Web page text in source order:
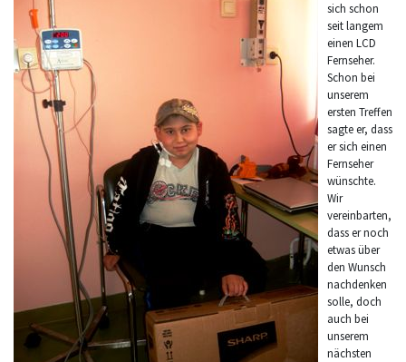
sich schon
seit langem
einen LCD
Fernseher.
Schon bei
unserem
ersten Treffen
sagte er, dass
er sich einen
Fernseher
wünschte.
Wir
vereinbarten,
dass er noch
etwas über
den Wunsch
nachdenken
solle, doch
auch bei
unserem
nächsten